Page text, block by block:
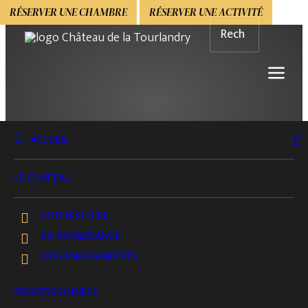
RÉSERVER UNE CHAMBRE RÉSERVER UNE ACTIVITÉ
ACCUEIL
LE CHÂTEAU
SON HISTOIRE
SA RENAISSANCE
NOS ENGAGEMENTS
PROFESSIONNELS
BOUTIQUE
EVJF – EVG | Arborifolia & Essence
Florale
EXPÉRIENCE VÉGÉTALE & DÉCOUVERTE DE SOI